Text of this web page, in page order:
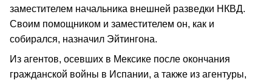
заместителем начальника внешней разведки НКВД.
Своим помощником и заместителем он, как и
собирался, назначил Эйтингона.
Из агентов, осевших в Мексике после окончания
гражданской войны в Испании, а также из агентуры,